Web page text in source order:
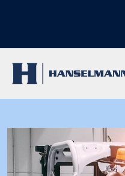
SCOPRI I NOSTRI